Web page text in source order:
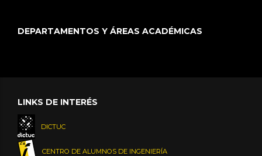
DEPARTAMENTOS Y ÁREAS ACADÉMICAS
LINKS DE INTERÉS
DICTUC
CENTRO DE ALUMNOS DE INGENIERÍA